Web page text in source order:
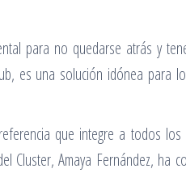
para no quedarse atrás y
es una solución idónea para
que integre a todos
Cluster, Amaya Fernández,